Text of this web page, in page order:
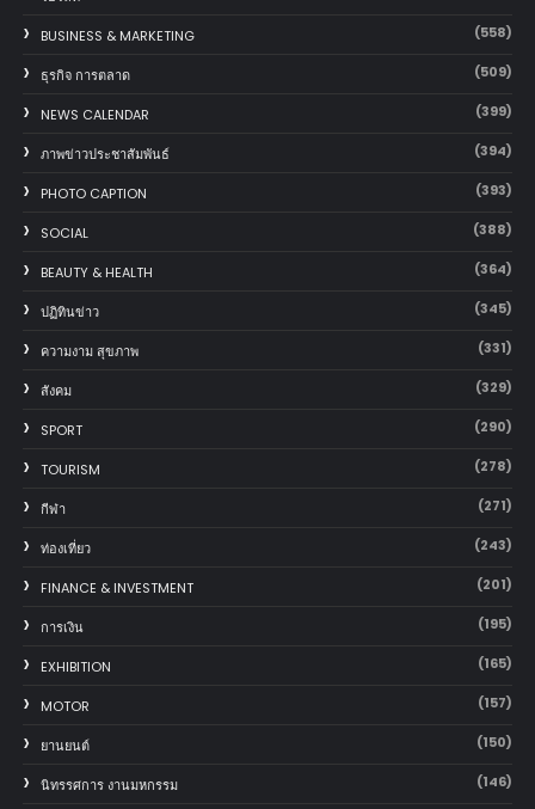
BUSINESS & MARKETING (558)
ธุรกิจ การตลาด (509)
NEWS CALENDAR (399)
ภาพข่าวประชาสัมพันธ์ (394)
PHOTO CAPTION (393)
SOCIAL (388)
BEAUTY & HEALTH (364)
ปฏิทินข่าว (345)
ความงาม สุขภาพ (331)
สังคม (329)
SPORT (290)
TOURISM (278)
กีฬา (271)
ท่องเที่ยว (243)
FINANCE & INVESTMENT (201)
การเงิน (195)
EXHIBITION (165)
MOTOR (157)
‎ยานยนต์‎ (150)
นิทรรศการ งานมหกรรม (146)